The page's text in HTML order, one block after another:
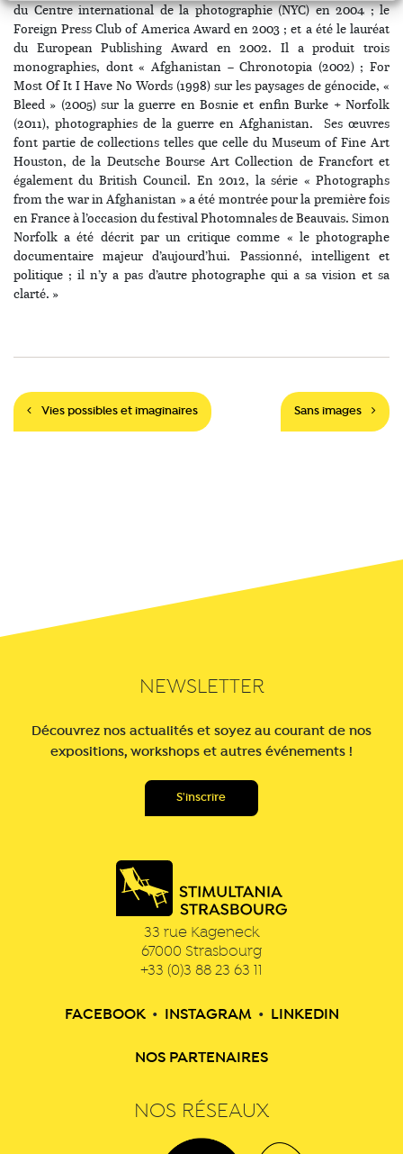
du Centre international de la photographie (NYC) en 2004 ; le
Foreign Press Club of America Award en 2003 ; et a été le lauréat
du European Publishing Award en 2002. Il a produit trois
monographies, dont « Afghanistan – Chronotopia (2002) ; For
Most Of It I Have No Words (1998) sur les paysages de génocide, «
Bleed » (2005) sur la guerre en Bosnie et enfin Burke + Norfolk
(2011), photographies de la guerre en Afghanistan. Ses œuvres
font partie de collections telles que celle du Museum of Fine Art
Houston, de la Deutsche Bourse Art Collection de Francfort et
également du British Council. En 2012, la série « Photographs
from the war in Afghanistan » a été montrée pour la première fois
en France à l’occasion du festival Photomnales de Beauvais. Simon
Norfolk a été décrit par un critique comme « le photographe
documentaire majeur d’aujourd’hui. Passionné, intelligent et
politique ; il n’y a pas d’autre photographe qui a sa vision et sa
clarté. »
Navigation
Vies possibles et imaginaires Sans images
NEWSLETTER
Découvrez nos actualités et soyez au courant de nos
expositions, workshops et autres événements !
33 rue Kageneck
67000 Strasbourg
+33 (0)3 88 23 63 11
FACEBOOK • INSTAGRAM • LINKEDIN
NOS PARTENAIRES
NOS RÉSEAUX